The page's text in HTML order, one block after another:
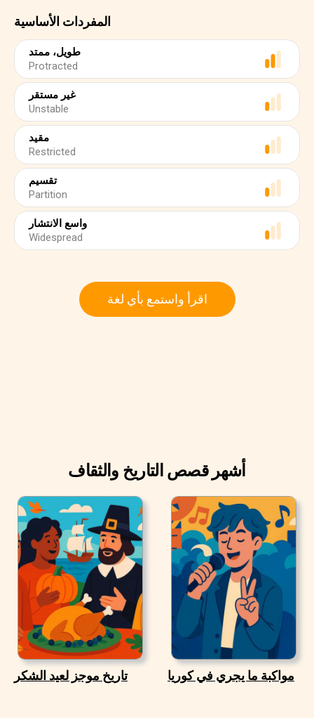
المفردات الأساسية
طويل، ممتد
Protracted
غير مستقر
Unstable
مقيد
Restricted
تقسيم
Partition
واسع الانتشار
Widespread
اقرأ واستمع بأي لغة
أشهر قصص التاريخ والثقاف
تاريخ موجز لعيد الشكر مواكبة ما يجري في كوريا